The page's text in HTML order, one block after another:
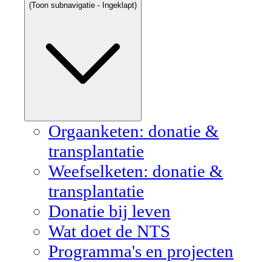
(Toon subnavigatie - Ingeklapt)
Orgaanketen: donatie &
transplantatie
Weefselketen: donatie &
transplantatie
Donatie bij leven
Wat doet de NTS
Programma's en projecten